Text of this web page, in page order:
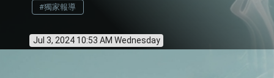
#獨家報導
Jul 3, 2024 10:53 AM Wednesday